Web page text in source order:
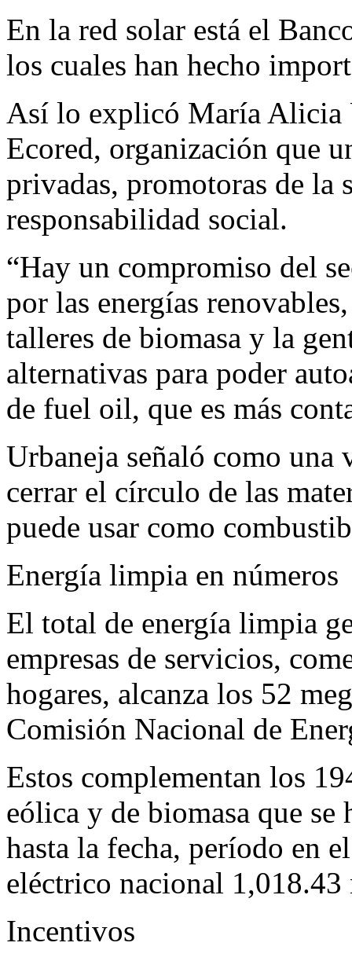
En la red solar está el
los cuales han hecho
Así lo explicó María Alicia
Ecored, organización que
privadas, promotoras de la
responsabilidad social.
“Hay un compromiso del
por las energías
talleres de biomasa y la
alternativas para poder
de fuel oil, que es más
Urbaneja señaló como una
cerrar el círculo de las
puede usar como
Energía limpia en números
El total de energía limpia
empresas de servicios,
hogares, alcanza los 52
Comisión Nacional de
Estos complementan los
eólica y de biomasa que se
hasta la fecha, período en
eléctrico nacional 1,018.43
Incentivos